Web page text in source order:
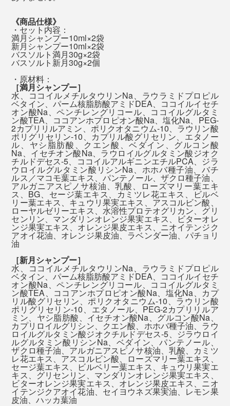
自然の香りをかぐと、私たちが山や森で感じた癒しの体
験とつながって、心地よさを呼び覚ましてくれるそう。
『MANGETSU（満月）』と『SINGETSU（新月）』、
香りの選び方は自由です。好みや気分に合せて、どちら
かの香りを選んだり、月の満ち欠けに合せて使い分けた
り。
大好きな香りで全身を洗いながら、自然ならではの心地
よさを、たっぷり浴びてください。
「泡パック」した髪は、しっとりまとまって、指どおり
なめらか。髪を乾かした後も、しっとり感が続いて、ヘ
アオイルでケアしたようにまとまります。
湯上り後の顔も体も、しっとり。タオルで拭いた後も、
肌がつっぱる感じは、まずありません。
今までのように、化粧水にオイル、クリームと、何重も
塗り重ねるような保湿ケアは、必要ないはずです。
『MANGETSU（満月）』『SINGETSU（新月）』の全
身シャンプーは、年間1,000人以上の髪を扱うトップサ
ロンオーナーを始め、薬剤師やコスメ処方研究員といっ
たエキスパートたちが、試作しては、プロの美容師たち
とともに使用感をチェック。
本当の心地よさのために、50回以上の試作をくり返し
バスソルトと全身シャンプーの使い方を説明したご案内カード入り
発汗作用や、角質を柔らかくして汚れを落としやすくす
るといった高い温浴効果で、全身ホカホカ、肌しっと
り。
本品は、『MANGETSU（満月）』『SINGETSU（新
月）』の全身シャンプー各2袋とバスソルト各2袋のギフ
トセット。自宅だけでなく、旅行や出張、ジムへ持って
いってもちょうどいいサイズです。
心地よい脳のシャワー体験、忙しいあの人に、ぜひ贈っ
てください。
《商品仕様》
・セット内容：
満月シャンプー10ml×2袋
新月シャンプー10ml×2袋
バスソルト満月30g×2袋
バスソルト新月30g×2個
・原材料：
［満月シャンプー］
水、ココイルメチルタウリンNa、ラウラミドプロピル
ベタイン、パーム核脂肪酸アミドDEA、ココイルイセチ
オン酸Na、ペンチレングリコール、ココイルグルタミ
ン酸TEA、ココアンホプロピオン酸Na、塩化Na、PEG-
2カプリリルアミン、ポリクオタニウム-10、ラウリン酸
ポリグリセリン-10、カプリル酸グリセリン、エタノー
ル、ヤシ脂肪酸、クエン酸、ベダイン、グルコン酸
Na、イセチオン酸Na、ラウロイルグルタミン酸ジオク
チルドデセス-5、ココイルアルギニンエチルPCA、ジラ
ウロイルグルタミン酸リシンNa、ホホバ種子油、バチ
ルス／マコモ葉エキス、パンテノール、ザクロ種子油、
アルガニアスピノサ核油、乳酸、ローズマリー葉エキ
ス、BG、セージ葉エキス、カミツレ花エキス、ビルベ
リー葉エキス、キュウリ果実エキス、アスコルビン酸、
ローヤルゼリーエキス、水溶性プロテオグリカン、グリ
センリン、マンダリンオレンジ果実エキス、ビターオレ
ンジ果実エキス、オレンジ果皮エキス、ニオイテンジク
アオイ花油、オレンジ果皮油、ラベンダー油、パチョリ
油
［新月シャンプー］
水、ココイルメチルタウリンNa、ラウラミドプロピル
ベタイン、パーム核脂肪酸アミドDEA、ココイルイセチ
オン酸Na、ペンチレングリコール、ココイルグルタミ
ン酸TEA、ココアンホプロピオン酸Na、塩化Na、カプ
リル酸グリセリン、ポリクオタニウム-10、ラウリン酸
ポリグリセリン-10、エタノール、PEG-2カプリリルア
ミン、ヤシ脂肪酸、イセチオン酸Na、グルコン酸Na、
カプリロイルグリシン、クエン酸、ホホバ種子油、ラウ
ロイルグルタミン酸ジオクチルドデセス-5、ジラウロイ
ルグルタミン酸リシンNa、ベダイン、パンテノール、
ザクロ種子油、アルガニアスピノサ核油、乳酸、カミツ
レ花エキス、アスコルビン酸、ローズマリー葉エキス、
セージ葉エキス、ビルベリー葉エキス、キュウリ果実エ
キス、グリセンリン、マンダリンオレンジ果実エキス、
ビターオレンジ果実エキス、オレンジ果皮エキス、ニオ
イテンジクアオイ花油、セイヨウネズ果実油、レモン果
皮油、ハッカ葉油